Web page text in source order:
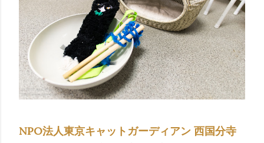
NPO法人東京キャットガーディアン 西国分寺